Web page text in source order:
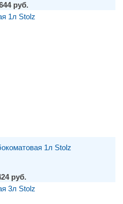
руб.
1л Stolz
руб.